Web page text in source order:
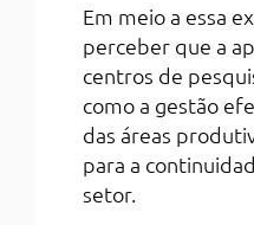
Em meio a essa
perceber que a
centros de
como a gestão
das áreas
para a
setor.